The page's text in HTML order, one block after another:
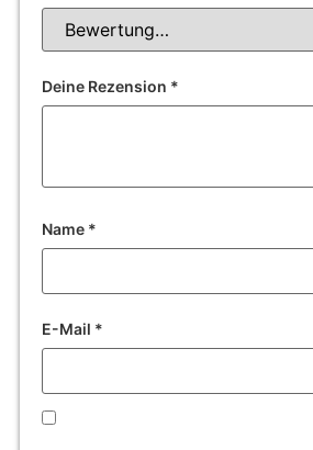
Deine Rezension *
Name *
E-Mail *